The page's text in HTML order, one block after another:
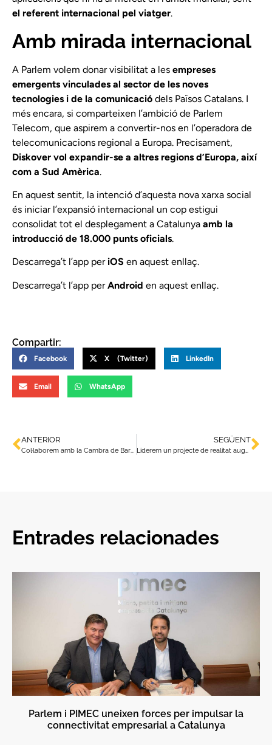
el referent internacional pel viatger.
Amb mirada internacional
A Parlem volem donar visibilitat a les empreses
emergents vinculades al sector de les noves
tecnologies i de la comunicació dels Països Catalans. I
més encara, si comparteixen l’ambició de Parlem
Telecom, que aspirem a convertir-nos en l’operadora de
telecomunicacions regional a Europa. Precisament,
Diskover vol expandir-se a altres regions d’Europa, així
com a Sud Amèrica.
En aquest sentit, la intenció d’aquesta nova xarxa social
és iniciar l’expansió internacional un cop estigui
consolidat tot el desplegament a Catalunya amb la
introducció de 18.000 punts oficials.
Descarrega’t l’app per iOS en aquest enllaç.
Descarrega’t l’app perAndroid en aquest enllaç.
Compartir:
Facebook X (Twitter) LinkedIn
Email WhatsApp
ANTERIOR
Col·laborem amb la Cambra de Barcelona per transformar digitalment el teixit empresarial català
SEGÜENT
Liderem un projecte de realitat augmentada amb 5G al Mercat de la Boqueria
Entrades relacionades
Parlem i PIMEC uneixen forces per impulsar la
connectivitat empresarial a Catalunya